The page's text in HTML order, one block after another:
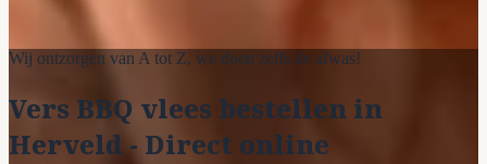
Wij ontzorgen van A tot Z, we doen zelfs de afwas!
Vers BBQ vlees bestellen in
Herveld - Direct online